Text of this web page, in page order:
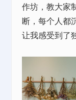
作坊，教大家
断，每个人都
让我感受到了